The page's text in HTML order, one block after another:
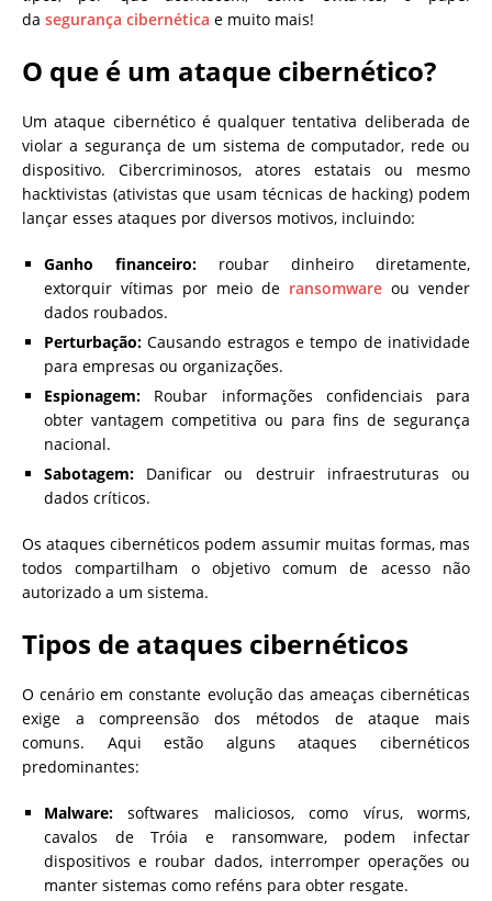
da segurança cibernética e muito mais!
O que é um ataque cibernético?
Um ataque cibernético é qualquer tentativa deliberada de
violar a segurança de um sistema de computador, rede ou
dispositivo. Cibercriminosos, atores estatais ou mesmo
hacktivistas (ativistas que usam técnicas de hacking) podem
lançar esses ataques por diversos motivos, incluindo:
Ganho financeiro: roubar dinheiro diretamente,
extorquir vítimas por meio de ransomware ou vender
dados roubados.
Perturbação: Causando estragos e tempo de inatividade
para empresas ou organizações.
Espionagem: Roubar informações confidenciais para
obter vantagem competitiva ou para fins de segurança
nacional.
Sabotagem: Danificar ou destruir infraestruturas ou
dados críticos.
Os ataques cibernéticos podem assumir muitas formas, mas
todos compartilham o objetivo comum de acesso não
autorizado a um sistema.
Tipos de ataques cibernéticos
O cenário em constante evolução das ameaças cibernéticas
exige a compreensão dos métodos de ataque mais
comuns. Aqui estão alguns ataques cibernéticos
predominantes:
Malware: softwares maliciosos, como vírus, worms,
cavalos de Tróia e ransomware, podem infectar
dispositivos e roubar dados, interromper operações ou
manter sistemas como reféns para obter resgate.